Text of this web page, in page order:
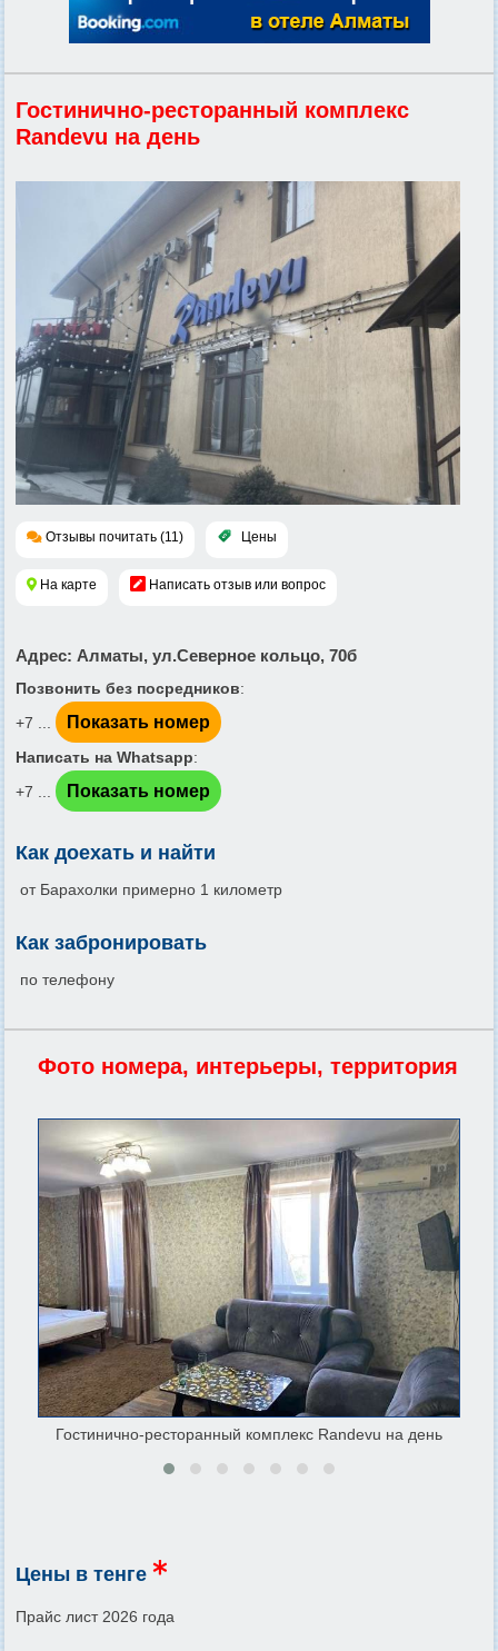
Гостинично-ресторанный комплекс
Randevu на день
Отзывы почитать (11) Цены
На карте Написать отзыв или вопрос
Адрес: Алматы, ул.Северное кольцо, 70б
Позвонить без посредников:
+7 ...
Показать номер
Написать на Whatsapp:
+7 ...
Показать номер
Как доехать и найти
от Барахолки примерно 1 километр
Как забронировать
по телефону
Фото номера, интерьеры, территория
Гостинично-ресторанный комплекс Randevu на день
Цены в тенге
Прайс лист 2026 года